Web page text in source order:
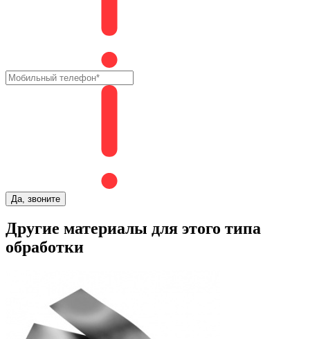
Да, звоните
Другие материалы для этого типа
обработки